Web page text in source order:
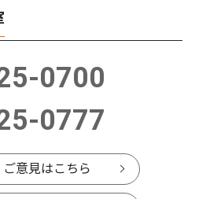
0700
0777
意見はこちら